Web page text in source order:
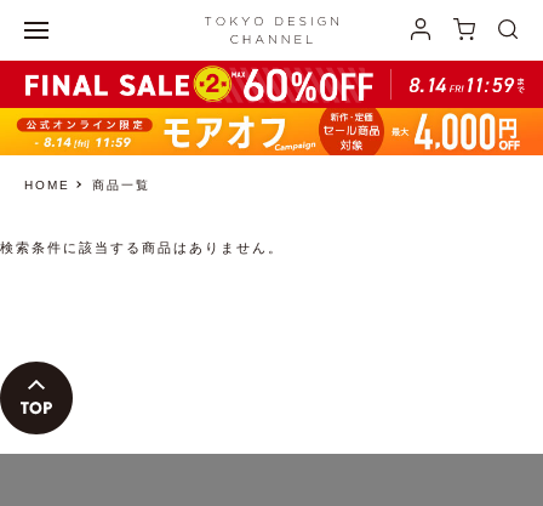
HOME 商品一覧
検索条件に該当する商品はありません。